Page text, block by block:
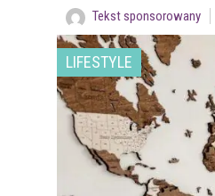
Tekst sponsorowany
LIFESTYLE